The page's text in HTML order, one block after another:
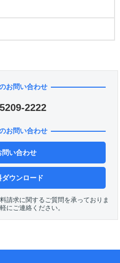
お問い合わせ
2222
お問い合わせ
問い合わせ
ダウンロード
請求に関するご質問を承っておりま
にご連絡ください。